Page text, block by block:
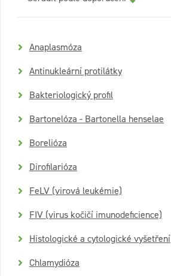
Anaplasmóza
Antinukleární protilátky
Bakteriologický profil
Bartonelóza - Bartonella henselae
Borelióza
Dirofilarióza
FeLV (virová leukémie)
FIV (virus kočičí imunodeficience)
Histologické a cytologické vyšetření
Chlamydióza